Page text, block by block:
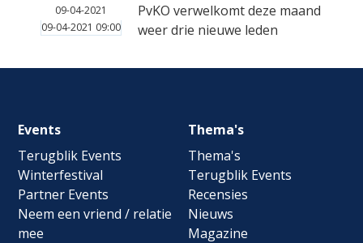
09-04-2021
09-04-2021 09:00
PvKO verwelkomt deze maand
weer drie nieuwe leden
Footer
navigation
Events
Terugblik Events
Winterfestival
Partner Events
Neem een vriend / relatie
mee
Thema's
Thema's
Terugblik Events
Recensies
Nieuws
Magazine